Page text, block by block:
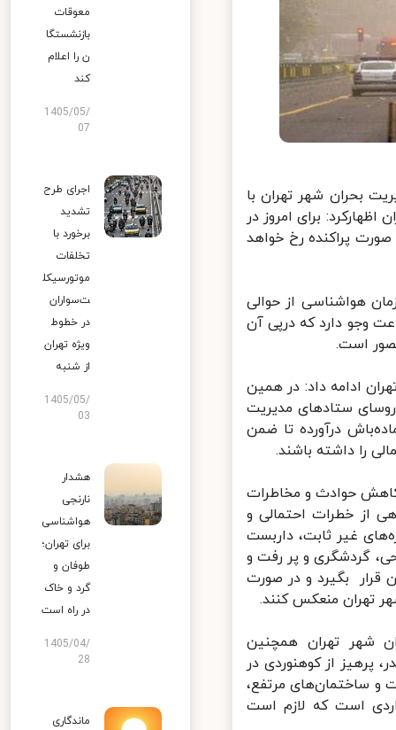
بحران شهر تهران با
برای امروز در
پراکنده رخ خواهد
هواشناسی از حوالی
شدید تا سرعت ۹۰ کیلومتر بر ساعت وجو دارد که درپی آن
است.
ادامه داد:‌ در همین
ستادهای مدیریت
درآورده تا ضمن
را داشته باشند.
حوادث و مخاطرات
از خطرات احتمالی و
غیر ثابت، داربست
گردشگری و پر رفت و
قرار بگیرد و در صورت
شهر تهران همچنین
پرهیز از کوهنوردی در
ساختمان‌های مرتفع،
است که لازم است
معوقات
بازنشستگا
ن را اعلام
کند
1405/05/
07
اجرای طرح
تشدید
برخورد با
تخلفات
موتورسیکل
ت‌سواران
در خطوط
ویژه تهران
از شنبه
1405/05/
03
هشدار
نارنجی
هواشناسی
برای تهران؛
طوفان و
گرد و خاک
در راه است
1405/04/
28
ماندگاری